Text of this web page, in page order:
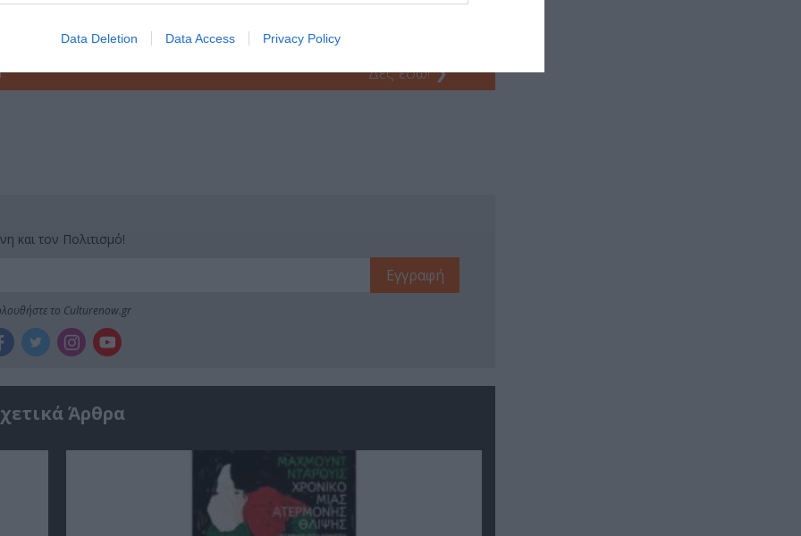
Data Deletion Data Access Privacy Policy
στο
Δες εδώ!❯
και τον Πολιτισμό!
το Culturenow.gr
Άρθρα